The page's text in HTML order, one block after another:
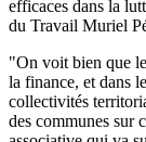
efficaces dans la
du Travail Muriel
"On voit bien que
la finance, et dans
collectivités
des communes sur